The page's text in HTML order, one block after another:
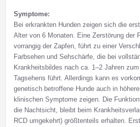
Symptome:
Bei erkrankten Hunden zeigen sich die
Alter von 6 Monaten. Eine Zerstörung der
vorrangig der Zapfen, führt zu einer
Farbsehen und Sehschärfe, die bei
Krankheitsbildes nach ca. 1–2 Jahren
Tagsehens führt. Allerdings kann es
genetisch betroffene Hunde auch in
klinischen Symptome zeigen. Die
die Nachtsicht, bleibt beim
RCD umgekehrt) größtenteils erhalten.